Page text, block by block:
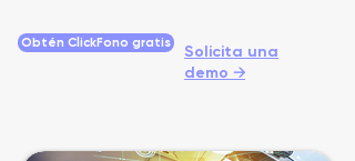
Obtén ClickFono gratis
Solicita una
demo →